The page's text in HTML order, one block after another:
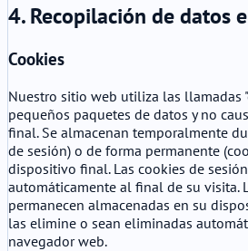
4. Recopilación de datos
Cookies
Nuestro sitio web utiliza las llamadas
pequeños paquetes de datos y no
final. Se almacenan temporalmente
de sesión) o de forma permanente
dispositivo final. Las cookies de
automáticamente al final de su visita.
permanecen almacenadas en su
las elimine o sean eliminadas
navegador web.